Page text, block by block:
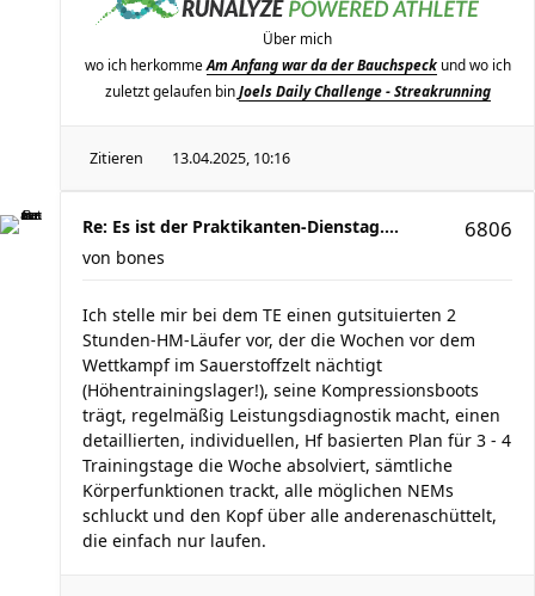
Über mich
wo ich herkomme Am Anfang war da der Bauchspeckund wo ich
zuletzt gelaufen binJoels Daily Challenge - Streakrunning
Zitieren 13.04.2025, 10:16
Re: Es ist der Praktikanten-Dienstag.... 6806
von bones
Ich stelle mir bei dem TE einen gutsituierten 2
Stunden-HM-Läufer vor, der die Wochen vor dem
Wettkampf im Sauerstoffzelt nächtigt
(Höhentrainingslager!), seine Kompressionsboots
trägt, regelmäßig Leistungsdiagnostik macht, einen
detaillierten, individuellen, Hf basierten Plan für 3 - 4
Trainingstage die Woche absolviert, sämtliche
Körperfunktionen trackt, alle möglichen NEMs
schluckt und den Kopf über alle anderenaschüttelt,
die einfach nur laufen.